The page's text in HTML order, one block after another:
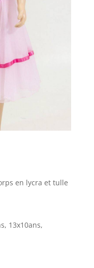
en lycra et tulle
13x10ans,